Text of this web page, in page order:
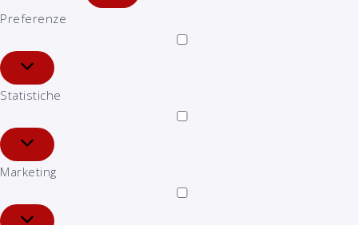
Preferenze
Statistiche
Marketing